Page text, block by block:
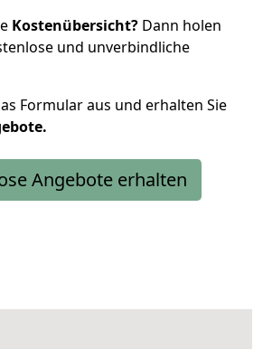
Kostenübersicht? Dann holen
und unverbindliche
Formular aus und erhalten Sie
Angebote erhalten